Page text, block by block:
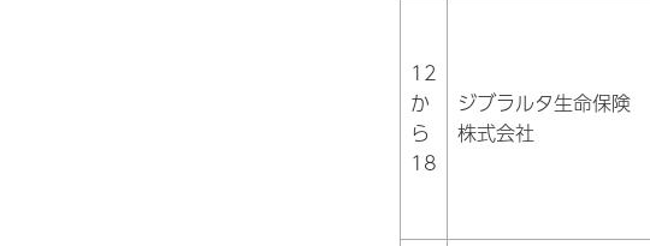
12
か
ら
18
ジブラルタ生命保険
株式会社